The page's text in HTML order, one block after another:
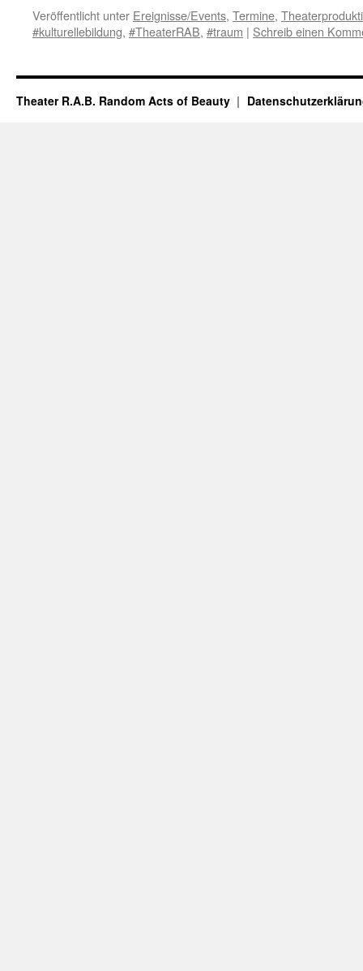
Veröffentlicht unter Ereignisse/Events, Termine,
#kulturellebildung, #TheaterRAB, #traum | Schreib einen
Theater R.A.B. Random Acts of Beauty